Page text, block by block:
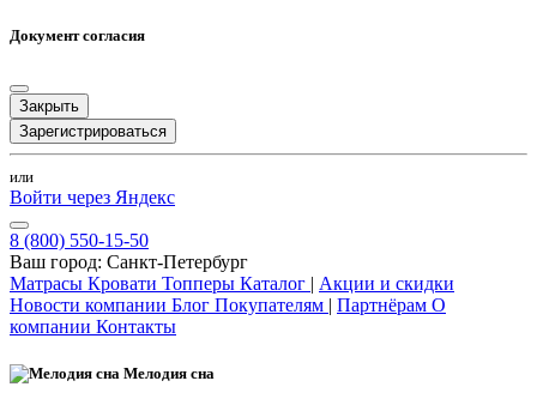
Документ согласия
Закрыть
Зарегистрироваться
или
Войти через Яндекс
8 (800) 550-15-50
Ваш город: Санкт-Петербург
Матрасы Кровати Топперы Каталог | Акции и скидки
Новости компании Блог Покупателям | Партнёрам О
компании Контакты
Мелодия сна